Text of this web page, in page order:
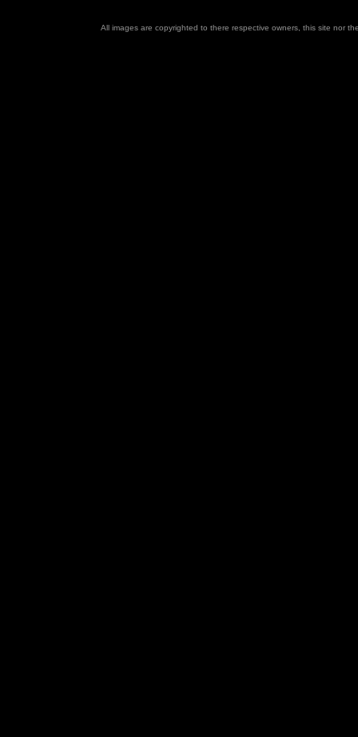
All images are copyrighted to there respective owners, this site nor